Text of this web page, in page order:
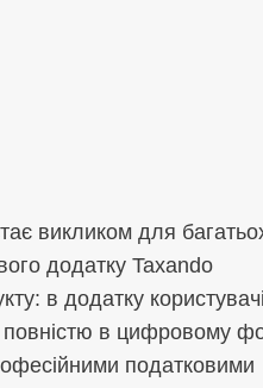
викликом для
додатку Taxando
в додатку користувачі
в цифровому
податковими